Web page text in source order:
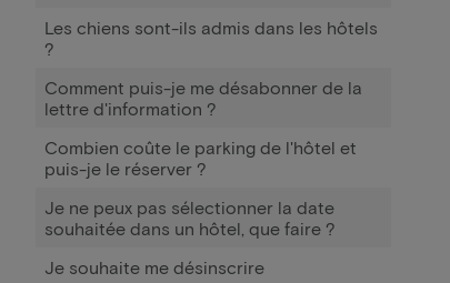
Les chiens sont-ils admis dans les hôtels
?
Comment puis-je me désabonner de la
lettre d'information ?
Combien coûte le parking de l'hôtel et
puis-je le réserver ?
Je ne peux pas sélectionner la date
souhaitée dans un hôtel, que faire ?
Je souhaite me désinscrire